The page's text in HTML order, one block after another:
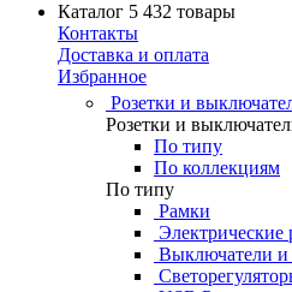
Каталог 5 432 товары
Контакты
Доставка и оплата
Избранное
Розетки и
Розетки и
По типу
По коллекциям
По типу
Рамки
Электрические
Выключатели и